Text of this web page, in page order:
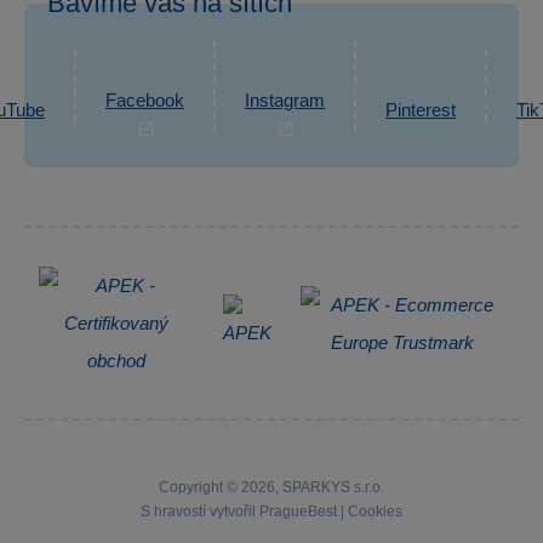
Reklamace
Informace o zpracování osobních údajů
eshop@sparkys.cz
Napsat zprávu
Facebook Instagram Pinterest
Copyright © 2026, SPARKYS s.r.o.
S hravostí vytvořil
PragueBest Cookies